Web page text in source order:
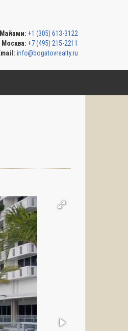
Майами: +1 (305) 613-3122
Москва: +7 (495) 215-2211
info@bogatovrealty.ru